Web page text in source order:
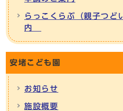
らっこくらぶ（親子つど
内
安堵こども園
お知らせ
施設概要